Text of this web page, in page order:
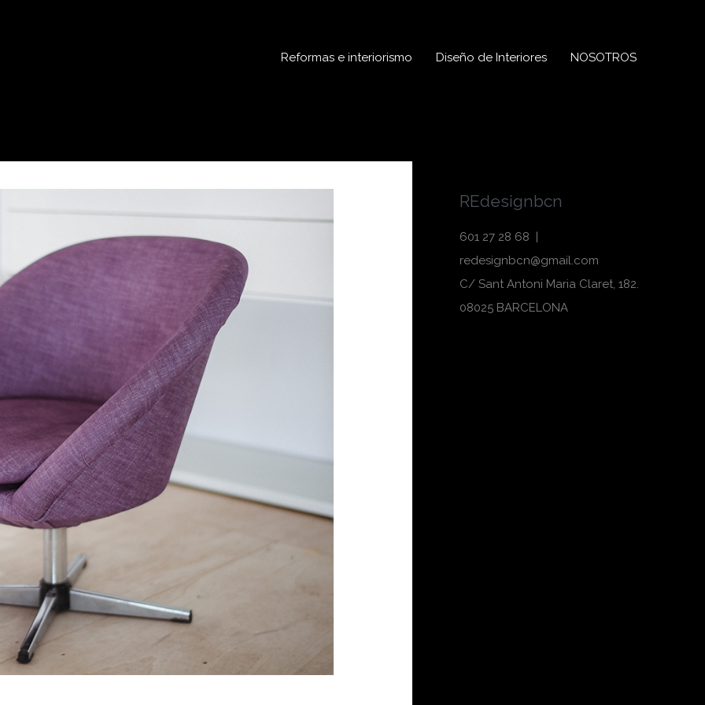
Reformas e interiorismo Diseño de Interiores NOSOTROS
REdesignbcn
601 27 28 68 |
redesignbcn@gmail.com
C/ Sant Antoni Maria Claret, 182.
08025 BARCELONA